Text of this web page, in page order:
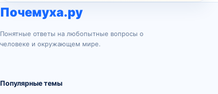
Почемуха.ру
Понятные ответы на любопытные вопросы о
человеке и окружающем мире.
Популярные темы